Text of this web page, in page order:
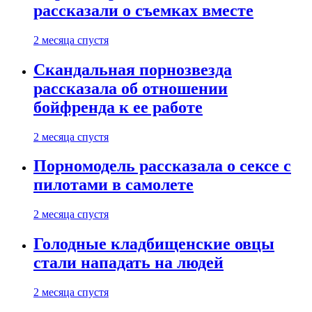
рассказали о съемках вместе
2 месяца спустя
Скандальная порнозвезда
рассказала об отношении
бойфренда к ее работе
2 месяца спустя
Порномодель рассказала о сексе с
пилотами в самолете
2 месяца спустя
Голодные кладбищенские овцы
стали нападать на людей
2 месяца спустя